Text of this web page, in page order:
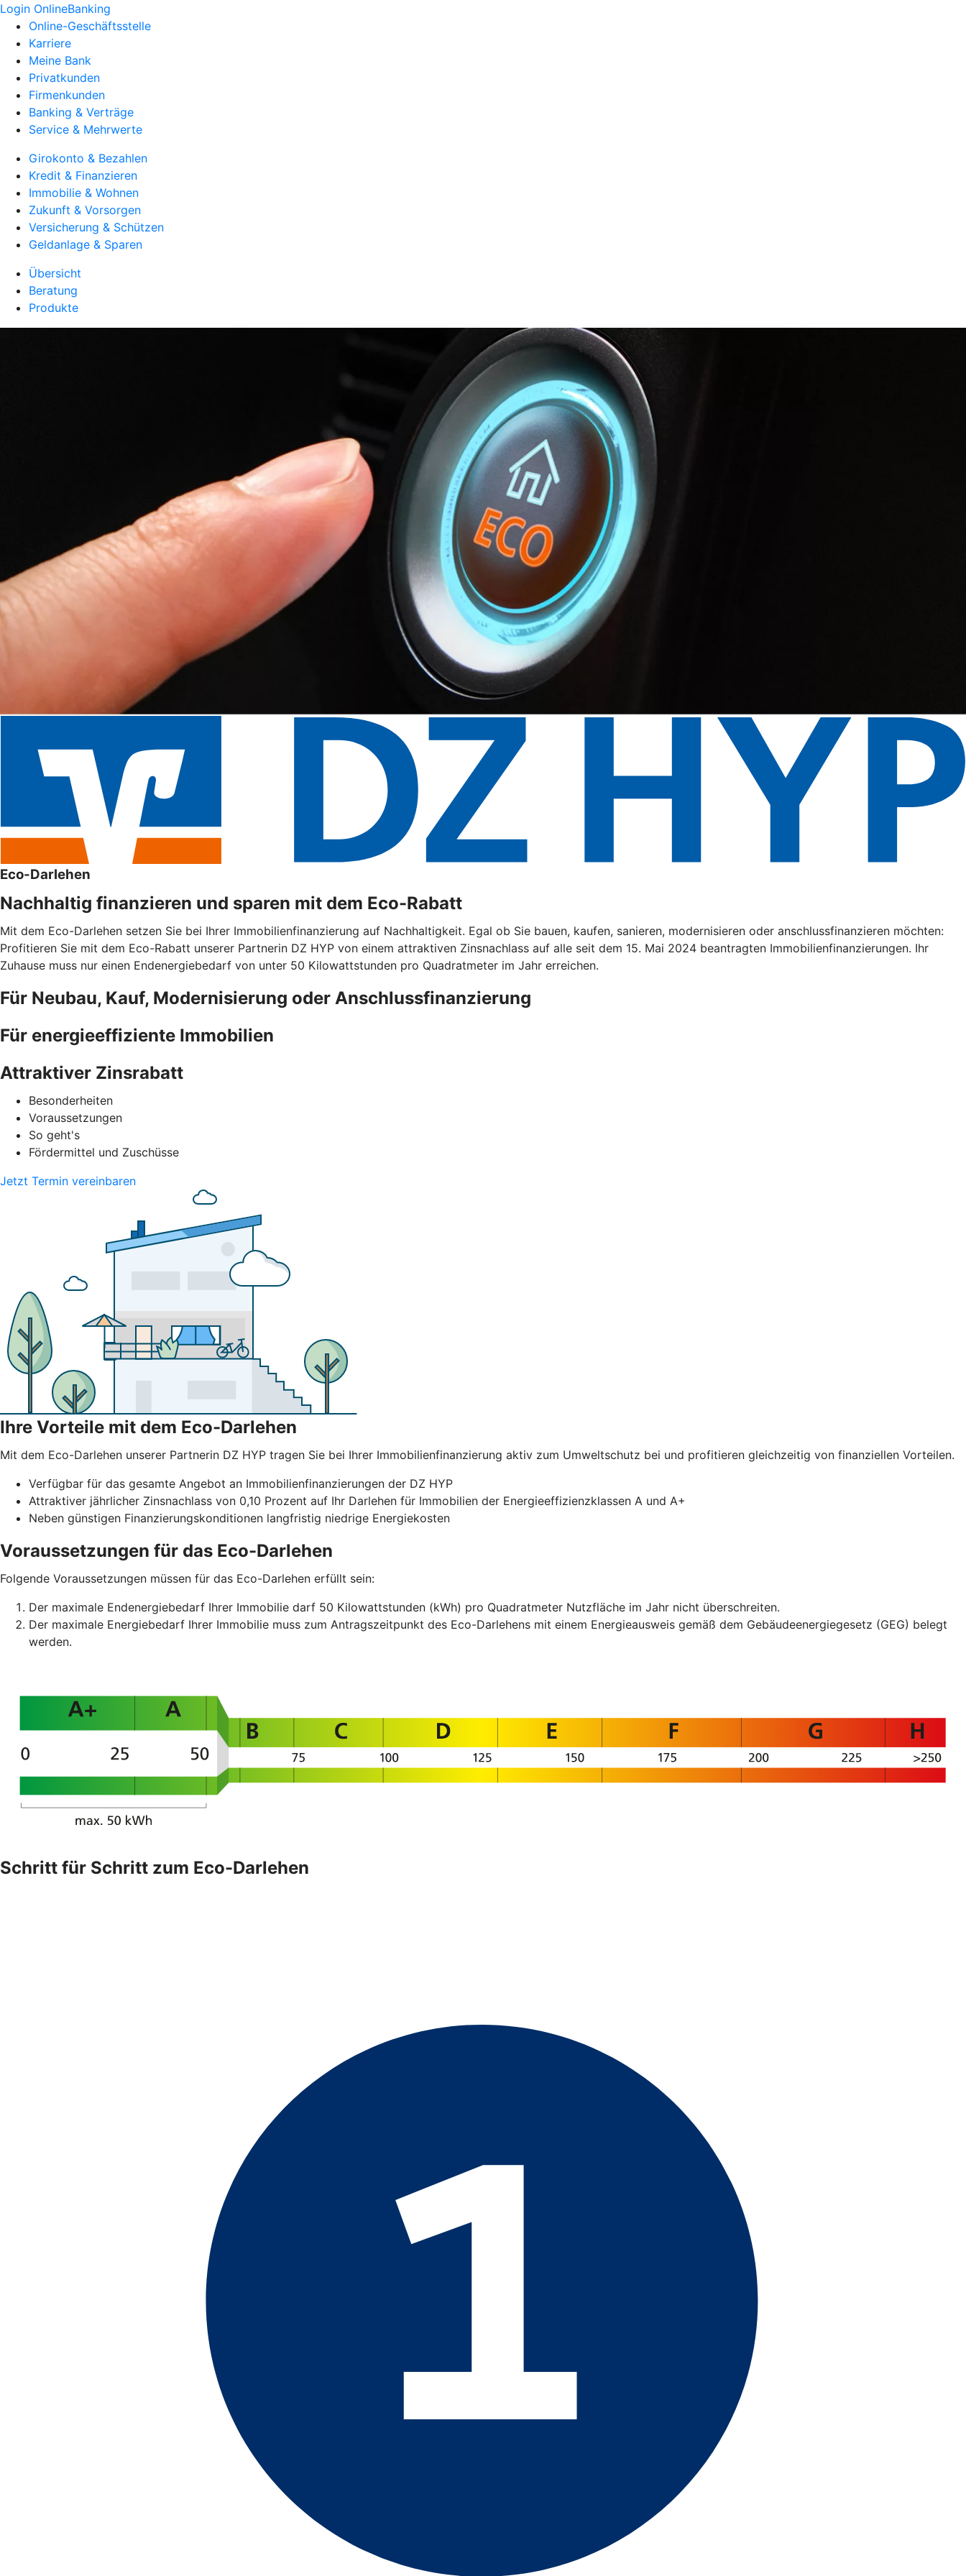
Login OnlineBanking
Online-Geschäftsstelle
Karriere
Meine Bank
Privatkunden
Firmenkunden
Banking & Verträge
Service & Mehrwerte
Girokonto & Bezahlen
Kredit & Finanzieren
Immobilie & Wohnen
Zukunft & Vorsorgen
Versicherung & Schützen
Geldanlage & Sparen
Übersicht
Beratung
Produkte
Eco-Darlehen
Nachhaltig finanzieren und sparen mit dem Eco-Rabatt
Mit dem Eco-Darlehen setzen Sie bei Ihrer Immobilienfinanzierung auf Nachhaltigkeit. Egal ob Sie bauen, kaufen, sanieren, modernisieren oder anschlussfinanzieren möchten:
Profitieren Sie mit dem Eco-Rabatt unserer Partnerin DZ HYP von einem attraktiven Zinsnachlass auf alle seit dem 15. Mai 2024 beantragten Immobilienfinanzierungen. Ihr
Zuhause muss nur einen Endenergiebedarf von unter 50 Kilowattstunden pro Quadratmeter im Jahr erreichen.
Für Neubau, Kauf, Modernisierung oder Anschlussfinanzierung
Für energieeffiziente Immobilien
Attraktiver Zinsrabatt
Besonderheiten
Voraussetzungen
So geht's
Fördermittel und Zuschüsse
Jetzt Termin vereinbaren
Ihre Vorteile mit dem Eco-Darlehen
Mit dem Eco-Darlehen unserer Partnerin DZ HYP tragen Sie bei Ihrer Immobilienfinanzierung aktiv zum Umweltschutz bei und profitieren gleichzeitig von finanziellen Vorteilen.
Verfügbar für das gesamte Angebot an Immobilienfinanzierungen der DZ HYP
Attraktiver jährlicher Zinsnachlass von 0,10 Prozent auf Ihr Darlehen für Immobilien der Energieeffizienzklassen A und A+
Neben günstigen Finanzierungskonditionen langfristig niedrige Energiekosten
Voraussetzungen für das Eco-Darlehen
Folgende Voraussetzungen müssen für das Eco-Darlehen erfüllt sein:
Der maximale Endenergiebedarf Ihrer Immobilie darf 50 Kilowattstunden (kWh) pro Quadratmeter Nutzfläche im Jahr nicht überschreiten.
Der maximale Energiebedarf Ihrer Immobilie muss zum Antragszeitpunkt des Eco-Darlehens mit einem Energieausweis gemäß dem Gebäudeenergiegesetz (GEG) belegt
werden.
Schritt für Schritt zum Eco-Darlehen